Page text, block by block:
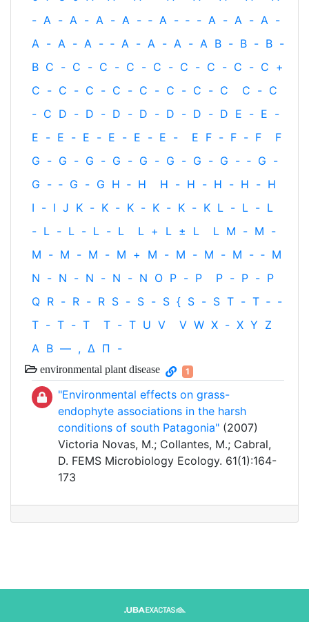
- A - A - A - A - ‐ A - ‐ - A - A - A -
A - A - A - ‐ A - A - A - A B - B - B -
B C - C - C - C - C - C - C - C - C +
C - C - C - C - C - C - C - C C - C
- C D - D - D - D - D - D - D E - E -
E - E - E - E - E - E - E F - F - F
F
G - G - G - G - G - G - G - G - ‐ G -
G - ‐ G - G H ‐ H H - H - H - H - H
I - I J K - K - K - K - K - K L - L - L
- L - L - L - L L + L ± L L M - M -
M - M - M - M + M - M - M - M - ‐ M
N - N - N - N - N O P - P P - P - P
Q R - R - R S - S - S { S - S T - T ‐ -
T - T - T T - T U V V W X - X Y Z
Α Β — , Δ Π -
environmental plant disease 1
"Environmental effects on grass-
endophyte associations in the harsh
conditions of south Patagonia" (2007)
Victoria Novas, M.; Collantes, M.; Cabral,
D. FEMS Microbiology Ecology. 61(1):164-
173